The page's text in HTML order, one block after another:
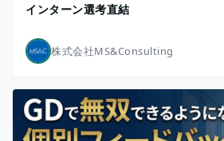
インターン選考直結
株式会社MS&Consulting